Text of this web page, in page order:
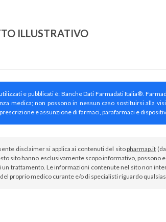
ILLUSTRATIVO
e pubblicati è: Banche Dati Farmadati Italia®.
medica; non possono in nessun caso sostituirsi alla
e assunzione di farmaci, parafarmaci e
disclaimer si applica ai contenuti del sitopharmap.it
sito hanno esclusivamente scopo informativo, possono
un trattamento. Le informazioni contenute nel sito non
proprio medico curante e/o di specialisti riguardo